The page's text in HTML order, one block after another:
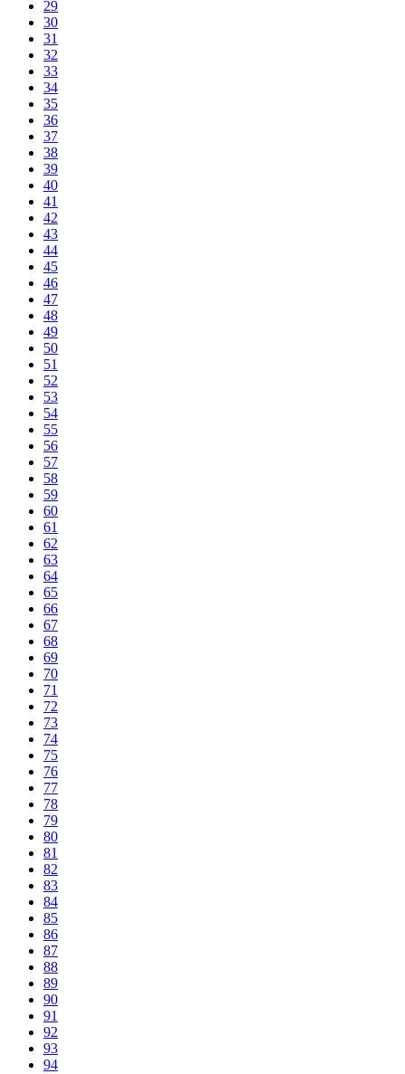
29
30
31
32
33
34
35
36
37
38
39
40
41
42
43
44
45
46
47
48
49
50
51
52
53
54
55
56
57
58
59
60
61
62
63
64
65
66
67
68
69
70
71
72
73
74
75
76
77
78
79
80
81
82
83
84
85
86
87
88
89
90
91
92
93
94